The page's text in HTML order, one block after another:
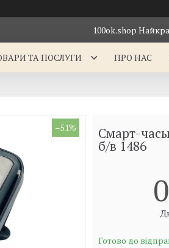
100ok.shop
ТА ПОСЛУГИ ПРО НАС
–51% Смарт-
б/в 1486
0
Готово до